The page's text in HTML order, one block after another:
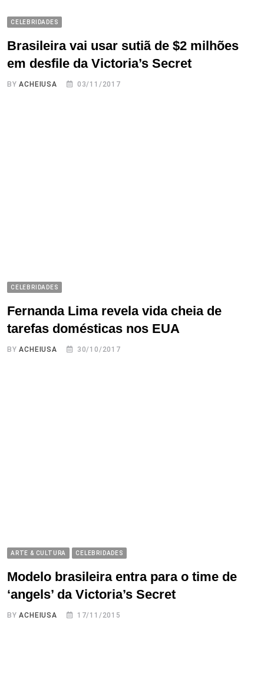
CELEBRIDADES
Brasileira vai usar sutiã de $2 milhões
em desfile da Victoria’s Secret
BYACHEIUSA 03/11/2017
CELEBRIDADES
Fernanda Lima revela vida cheia de
tarefas domésticas nos EUA
BYACHEIUSA 30/10/2017
ARTE & CULTURA CELEBRIDADES
Modelo brasileira entra para o time de
‘angels’ da Victoria’s Secret
BYACHEIUSA 17/11/2015